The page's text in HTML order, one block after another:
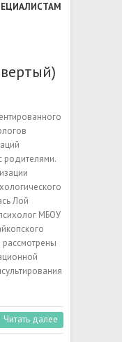
родителями.
Лой
МБОУ
Читать далее